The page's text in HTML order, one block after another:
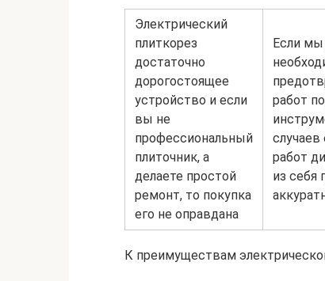
Электрический
плиткорез
достаточно
дорогостоящее
устройство и если
вы не
профессиональный
плиточник, а
делаете простой
ремонт, то покупка
его не оправдана
Если мы
работ
работ
из себя
К преимуществам